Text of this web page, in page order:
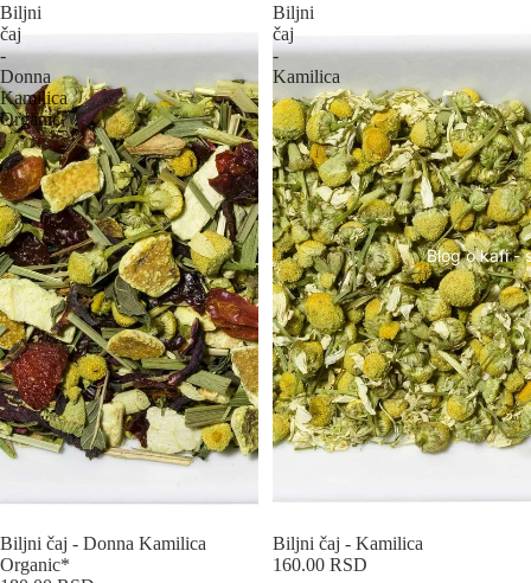
Blog o kafi -
Biljni
čaj
-
Donna
Kamilica
Organic*
Biljni čaj - Donna Kamilica
Organic*
Biljni
čaj
-
Kamilica
Biljni čaj - Kamilica
160.00 RSD